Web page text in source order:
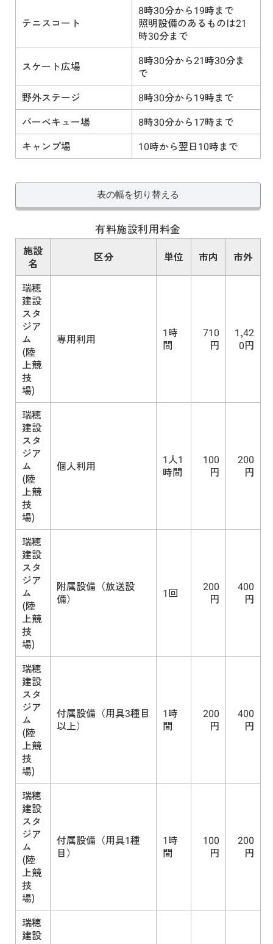
テニスコート
8時30分から19時まで
照明設備のあるものは21
時30分まで
スケート広場
8時30分から21時30分ま
で
野外ステージ
8時30分から19時まで
バーベキュー場
8時30分から17時まで
キャンプ場
10時から翌日10時まで
表の幅を切り替える
有料施設利用料金
施設
名
区分 単位 市内 市外
瑞穂
建設
スタ
ジア
ム
(陸
上競
技
場)
専用利用
1時
間
710
円
1,42
0円
瑞穂
建設
スタ
ジア
ム
(陸
上競
技
場)
個人利用
1人1
時間
100
円
200
円
瑞穂
建設
スタ
ジア
ム
(陸
上競
技
場)
附属設備（放送設
備）
1回
200
円
400
円
瑞穂
建設
スタ
ジア
ム
(陸
上競
技
場)
付属設備（用具3種目
以上）
1時
間
200
円
400
円
瑞穂
建設
スタ
ジア
ム
(陸
上競
技
場)
付属設備（用具1種
目）
1時
間
100
円
200
円
瑞穂
建設